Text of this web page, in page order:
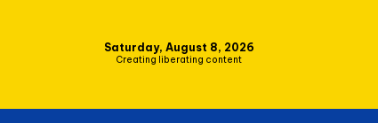
Saturday, August 8, 2026
Creating liberating content